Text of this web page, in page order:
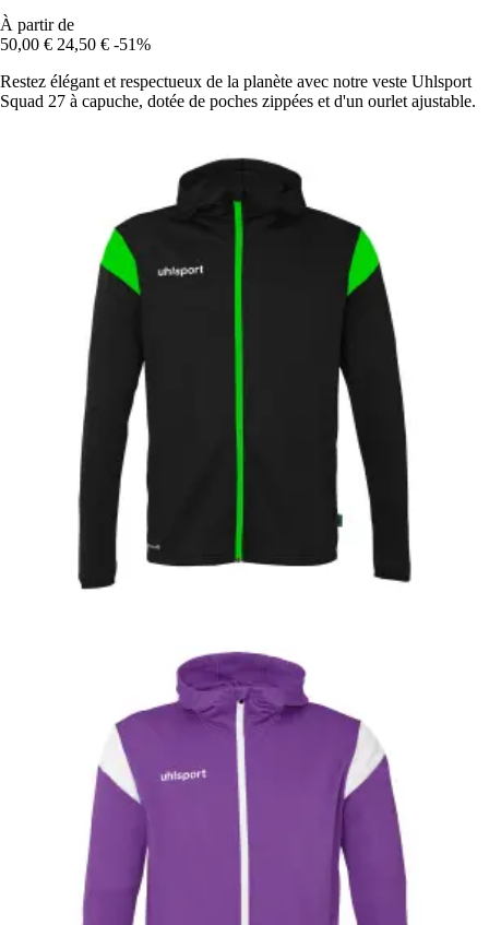
À partir de
50,00 € 24,50 € -51%
Restez élégant et respectueux de la planète avec notre veste Uhlsport
Squad 27 à capuche, dotée de poches zippées et d'un ourlet ajustable.